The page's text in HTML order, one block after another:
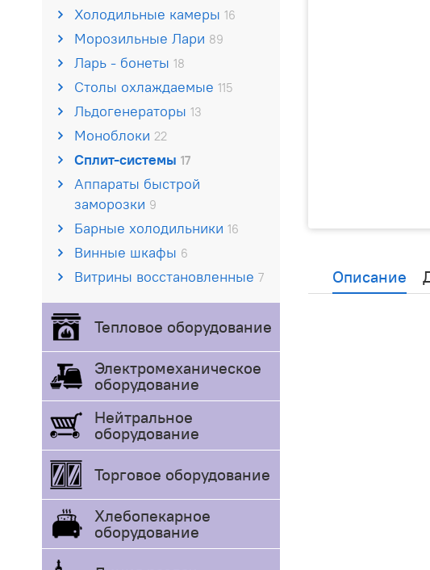
Холодильные камеры 16
Морозильные Лари 89
Ларь - бонеты 18
Столы охлаждаемые 115
Льдогенераторы 13
Моноблоки 22
Сплит-системы 17
Аппараты быстрой
заморозки 9
Барные холодильники 16
Винные шкафы 6
Витрины восстановленные 7
Тепловое оборудование
Электромеханическое
оборудование
Нейтральное
оборудование
Торговое оборудование
Хлебопекарное
оборудование
Описание